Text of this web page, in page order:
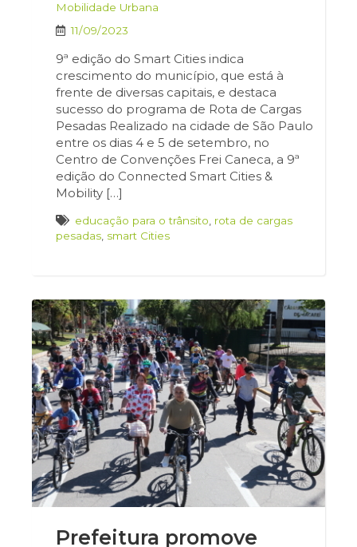
Mobilidade Urbana
11/09/2023
9ª edição do Smart Cities indica
crescimento do município, que está à
frente de diversas capitais, e destaca
sucesso do programa de Rota de Cargas
Pesadas Realizado na cidade de São Paulo
entre os dias 4 e 5 de setembro, no
Centro de Convenções Frei Caneca, a 9ª
edição do Connected Smart Cities &
Mobility […]
educação para o trânsito rota de cargas
pesadas smart Cities
Prefeitura promove